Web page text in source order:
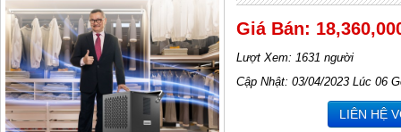
Giá Bán:
Lượt Xem: 1631 người
Cập Nhật: 03/04/2023 Lúc 06
LIÊN HỆ